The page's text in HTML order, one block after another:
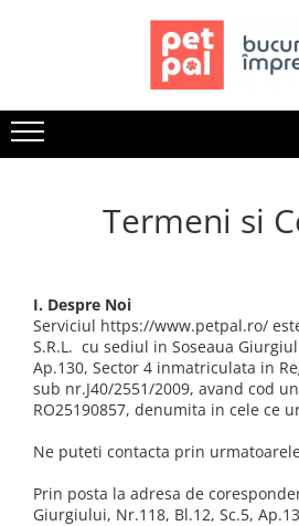
Hrană Uscată Câini
Câine Junior
Hrană Umedă Câini
Diete Veterinare Câini
Uscată
Umedă
Recompense Câini
Biscuiți
Proteice
Hrană Uscată Pisică
Pisică Junior
Hrană Umedă Pisică
Pisică Senior
Diete Veterinare Pisică
Uscată
Umedă
Recompense Pisici
Pernuțe
Hrană Păsări
Meniuri Păsări
Așternut Igienic Păsări
Colivii
Colivii
Hrană Rozătoare
Fân Rozătoare
Batoane Rozătoare
Așternut Igienic Rozătoare
Cuști Rozătoare
Acvarii
Accesorii Acvarii
Hrană Broaște Țestoase
Tratament Apă
Termeni si
I. Despre Noi
Serviciul https://www.petpal.ro/
S.R.L. cu sediul in Soseaua
Ap.130, Sector 4 inmatriculata in
sub nr.J40/2551/2009, avand cod
RO25190857, denumita in cele ce
Ne puteti contacta prin
Prin posta la adresa de
Giurgiului, Nr.118, Bl.12, Sc.5,